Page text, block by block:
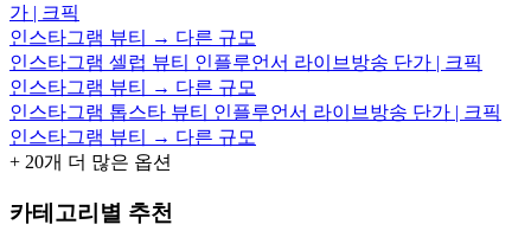
가 | 크픽
인스타그램 뷰티 → 다른 규모
인스타그램 셀럽 뷰티 인플루언서 라이브방송 단가 | 크픽
인스타그램 뷰티 → 다른 규모
인스타그램 톱스타 뷰티 인플루언서 라이브방송 단가 | 크픽
인스타그램 뷰티 → 다른 규모
+ 20개 더 많은 옵션
카테고리별 추천